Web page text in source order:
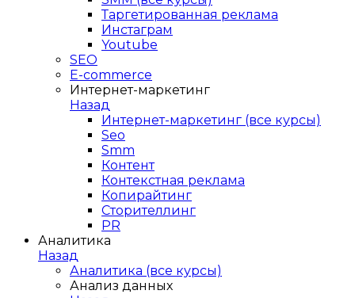
Таргетированная реклама
Инстаграм
Youtube
SEO
E-сommerce
Интернет-маркетинг
Назад
Интернет-маркетинг (все курсы)
Seo
Smm
Контент
Контекстная реклама
Копирайтинг
Сторителлинг
PR
Аналитика
Назад
Аналитика (все курсы)
Анализ данных